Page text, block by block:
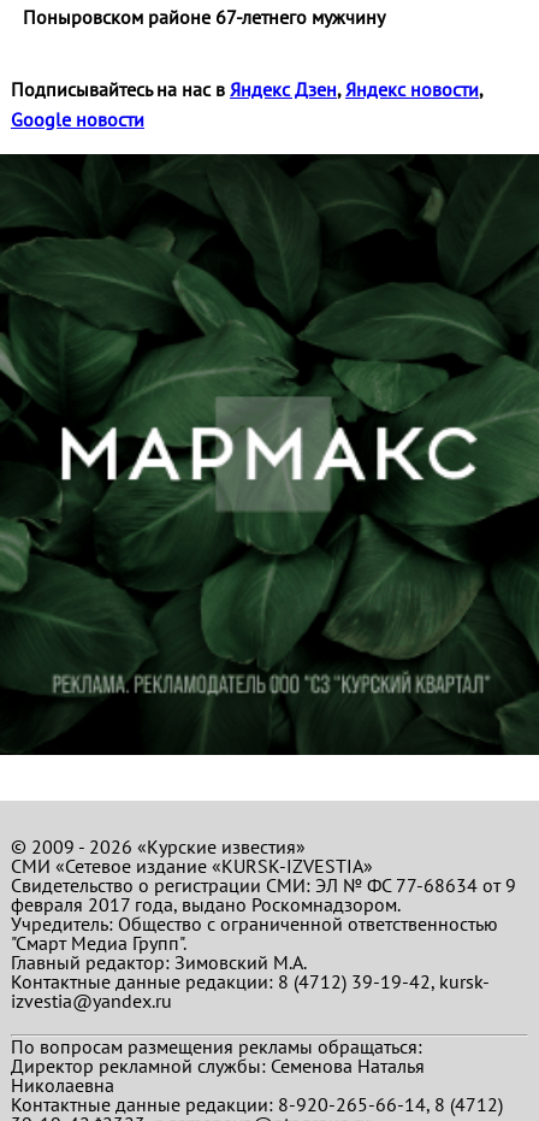
Поныровском районе 67-летнего мужчину
Подписывайтесь на нас в Яндекс Дзен, Яндекс новости,
Google новости
© 2009 - 2026 «Курские известия»
СМИ «Сетевое издание «KURSK-IZVESTIA»
Свидетельство о регистрации СМИ: ЭЛ № ФС 77-68634 от 9
февраля 2017 года, выдано Роскомнадзором.
Учредитель: Общество с ограниченной ответственностью
"Смарт Медиа Групп".
Главный редактор:Зимовский М.А.
Контактные данные редакции: 8 (4712) 39-19-42, kursk-
izvestia@yandex.ru
По вопросам размещения рекламы обращаться:
Директор рекламной службы: Семенова Наталья
Николаевна
Контактные данные редакции: 8-920-265-66-14, 8 (4712)